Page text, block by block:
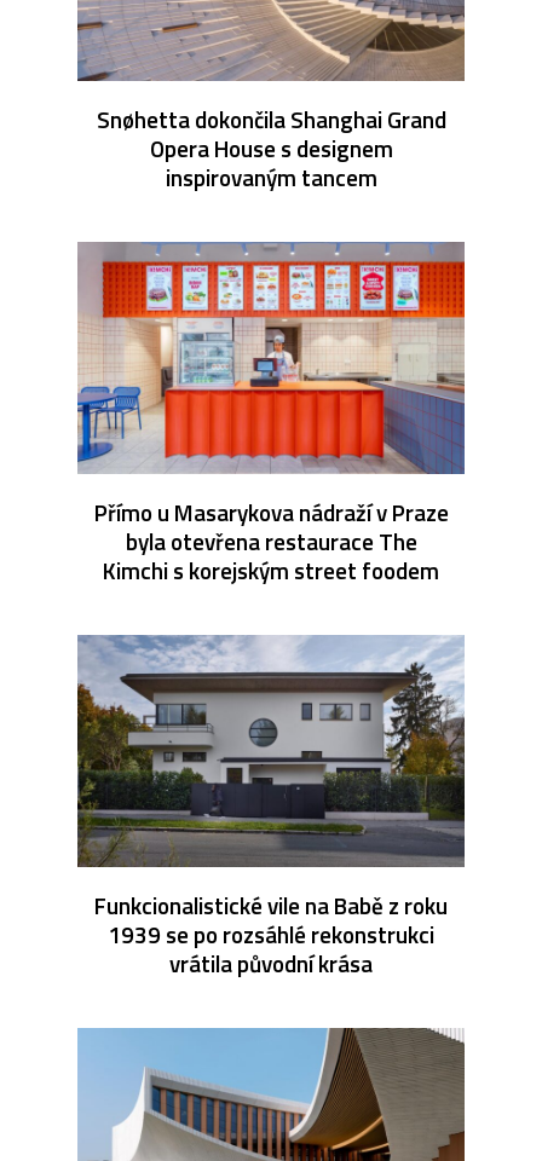
Snøhetta dokončila Shanghai Grand
Opera House s designem
inspirovaným tancem
Přímo u Masarykova nádraží v Praze
byla otevřena restaurace The
Kimchi s korejským street foodem
Funkcionalistické vile na Babě z roku
1939 se po rozsáhlé rekonstrukci
vrátila původní krása